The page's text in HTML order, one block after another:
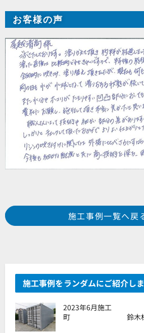
お客様の声
Prev
浜松市 東区 大瀬町 O様邸
浜松市
施工事例一覧へ戻
施工事例をランダムにご紹介し
2023年6月施工
町 鈴木様